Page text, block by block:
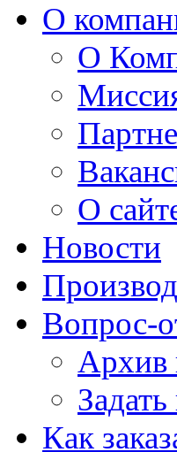
О
О
О
Новости
Вопрос-
Архив
Как